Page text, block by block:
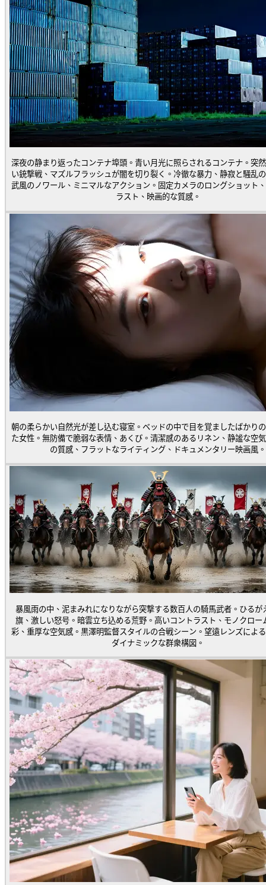
深夜の静まり返ったコンテナ埠頭。青い月光に照らされるコンテナ。突
い銃撃戦、マズルフラッシュが闇を切り裂く。冷徹な暴力、静寂と騒乱
武風のノワール、ミニマルなアクション。固定カメラのロングショット
ラスト、映画的な質感。
朝の柔らかい自然光が差し込む寝室。ベッドの中で目を覚ましたばかり
た女性。無防備で脆弱な表情、あくび。清潔感のあるリネン、静謐な空
の質感、フラットなライティング、ドキュメンタリー映画風。
暴風雨の中、泥まみれになりながら突撃する数百人の騎馬武者。ひるが
旗、激しい怒号。暗雲立ち込める荒野。高いコントラスト、モノクロー
彩、重厚な空気感。黒澤明監督スタイルの合戦シーン。望遠レンズによ
ダイナミックな群衆構図。